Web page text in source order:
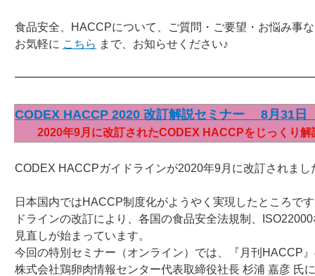
食品安全、HACCPについて、ご質問・ご要望・お悩み事
お気軽に こちら まで、お知らせください♪
CODEX HACCP 2020 改訂解説セミナー 8月31日
2020年9月に改訂されたCODEX HACCPをじっくり解
CODEX HACCPガイドラインが2020年9月に改訂されまし
日本国内ではHACCP制度化がようやく実現したところで
ドラインの改訂により、各国の食品安全法規制、
見直しが始まっています。
今回の特別セミナー（オンライン）では、『月刊HACCP
株式会社鶏卵肉情報センター代表取締役社長 杉浦 嘉彦 氏